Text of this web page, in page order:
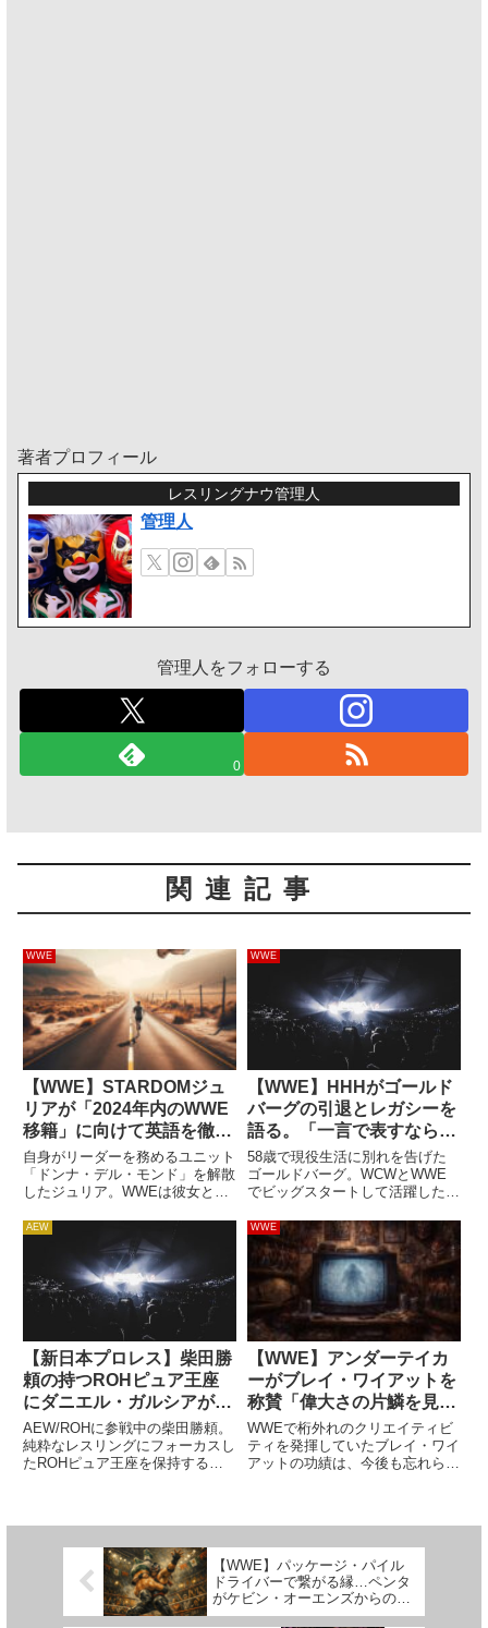
著者プロフィール
レスリングナウ管理人
管理人
管理人をフォローする
0
関連記事
WWE
【WWE】STARDOMジュ
リアが「2024年内のWWE
移籍」に向けて英語を徹底
的に学ぶために休暇を取る
だろうと報じられる
自身がリーダーを務めるユニット
「ドンナ・デル・モンド」を解散
したジュリア。WWEは彼女との
れまでに複数回の話し合いが行わ
れているほか、すでに「オファ
ー」も提示されていると報じられ
ています。STARDOM残留か、...
WWE
【WWE】HHHがゴールド
バーグの引退とレガシーを
語る。「一言で表すなら
『激しさ』。プロレス界の
嵐だった」
58歳で現役生活に別れを告げた
ゴールドバーグ。WCWとWWE
でビッグスタートして活躍した彼
しょうか。Saturday Night’s Main
Eventでのグンターとの引退試合
は、試合内容や試合後にゴールド
バ...
AEW
【新日本プロレス】柴田勝
頼の持つROHピュア王座
にダニエル・ガルシアが挑
戦。Death Before
Dishonorでタイトルマッ
チ
AEW/ROHに参戦中の柴田勝頼。
純粋なレスリングにフォーカスし
たROHピュア王座を保持する彼
相手に防衛に成功しています...
WWE
【WWE】アンダーテイカ
ーがブレイ・ワイアットを
称賛「偉大さの片鱗を見せ
たところでこの世を去って
しまった」
WWEで桁外れのクリエイティビ
ティを発揮していたブレイ・ワイ
アットの功績は、今後も忘れられ
年8月に心臓発作で倒...
【WWE】パッケージ・パイル
ドライバーで繋がる縁…ペンタ
がケビン・オーエンズからの影
響を語る